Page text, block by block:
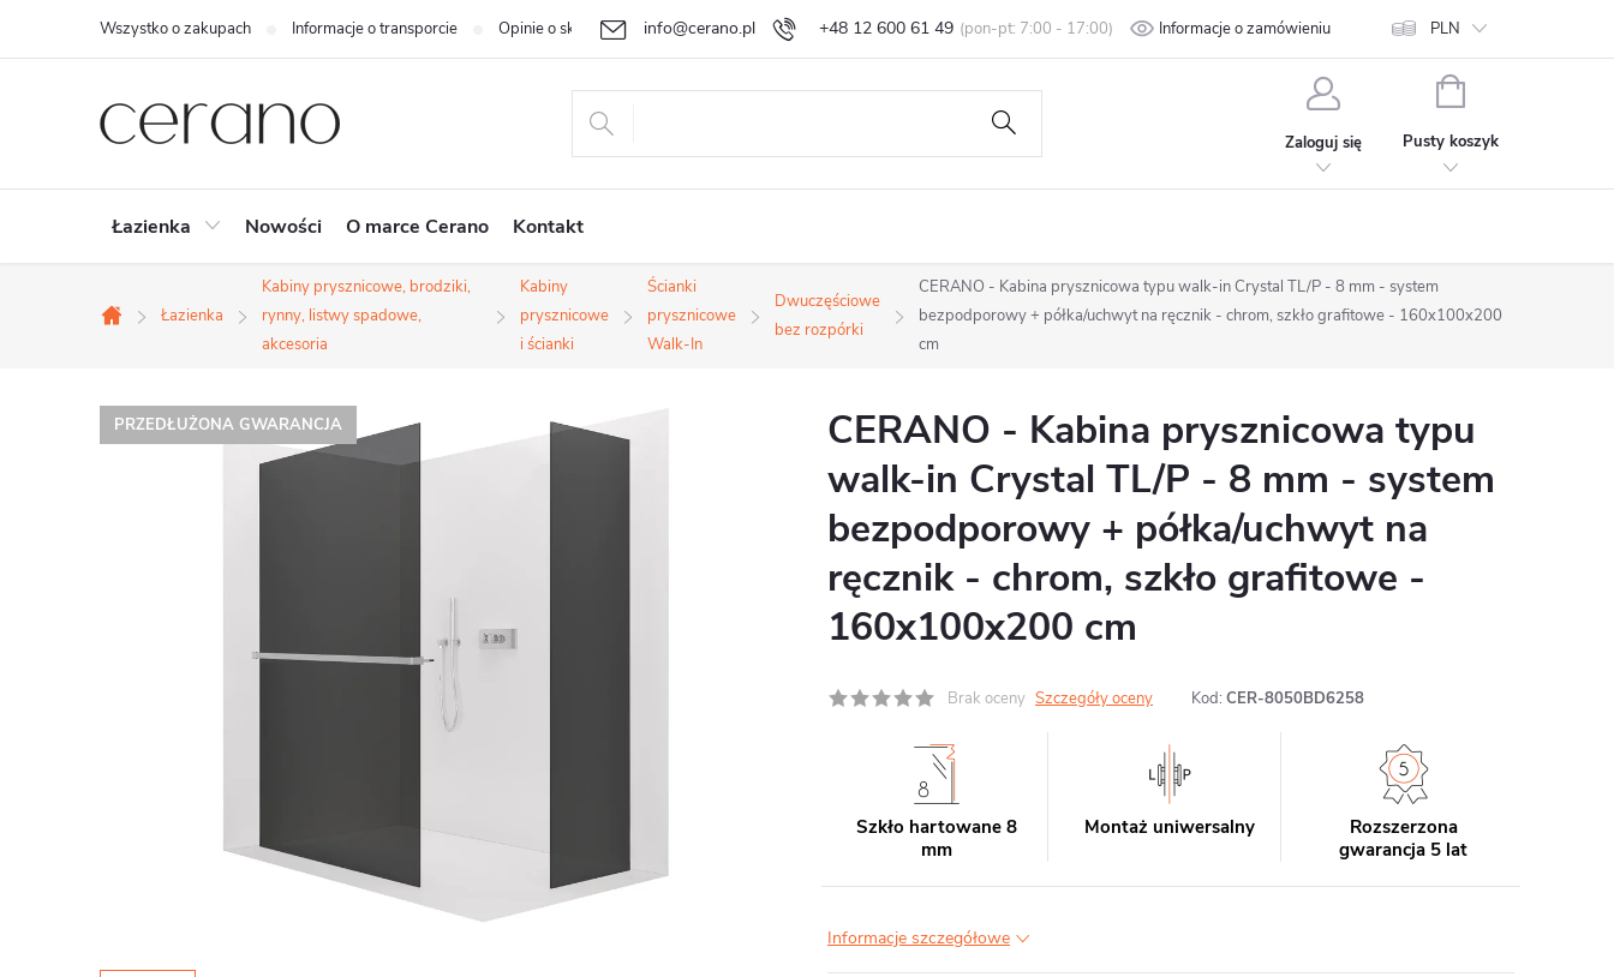
+48 12 600 61 49
info@cerano.pl
Wszystko o zakupach Informacje o transporcie Opinie o sklepie Indywidualna wycena Zwroty i reklamacje Regulamin Polityka prywatności Kontakt
Informacje o zamówieniu PLN
Zaloguj się
KOSZYK
Pusty koszyk
Łazienka Nowości O marce Cerano Kontakt
Home
Łazienka
Kabiny prysznicowe, brodziki,
rynny, listwy spadowe,
akcesoria
Kabiny
prysznicowe
i ścianki
Ścianki
prysznicowe
Walk-In
Dwuczęściowe
bez rozpórki
CERANO - Kabina prysznicowa typu walk-in Crystal TL/P - 8 mm - system
bezpodporowy + półka/uchwyt na ręcznik - chrom, szkło grafitowe - 160x100x200
cm
PRZEDŁUŻONA GWARANCJA
CERANO - Kabina prysznicowa typu
walk-in Crystal TL/P - 8 mm - system
bezpodporowy + półka/uchwyt na
ręcznik - chrom, szkło grafitowe -
160x100x200 cm
Brak oceny Szczegóły oceny Kod: CER-8050BD6258
Szkło hartowane 8
mm
Montaż uniwersalny
Rozszerzona
gwarancja 5 lat
Informacje szczegółowe